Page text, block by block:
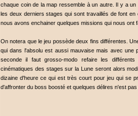
chaque coin de la map ressemble à un autre. Il y a
les deux derniers stages qui sont travaillés de font
nous avons enchainer quelques missions qui nous ont
On notera que le jeu possède deux fins différentes.
qui dans l'absolu est aussi mauvaise mais avec une
seconde il faut grosso-modo refaire les
cinématiques des stages sur la Lune seront alors
dizaine d'heure ce qui est très court pour jeu qui se
d'affronter du boss boosté et quelques délires n'est